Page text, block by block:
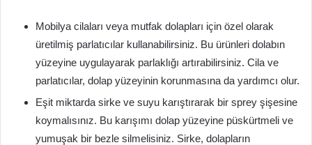
Mobilya cilaları veya mutfak dolapları için özel olarak
üretilmiş parlatıcılar kullanabilirsiniz. Bu ürünleri dolabın
yüzeyine uygulayarak parlaklığı artırabilirsiniz. Cila ve
parlatıcılar, dolap yüzeyinin korunmasına da yardımcı olur.
Eşit miktarda sirke ve suyu karıştırarak bir sprey şişesine
koymalısınız. Bu karışımı dolap yüzeyine püskürtmeli ve
yumuşak bir bezle silmelisiniz. Sirke, dolapların